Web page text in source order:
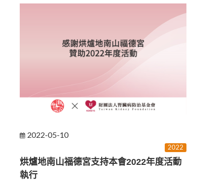
2022-05-10
2022
烘爐地南山福德宮支持本會2022年度活動
執行